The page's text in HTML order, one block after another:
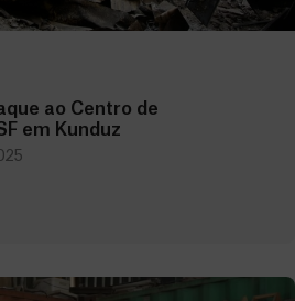
ao Centro de
em Kunduz